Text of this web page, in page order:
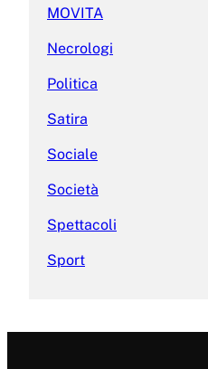
MOVITA
Necrologi
Politica
Satira
Sociale
Società
Spettacoli
Sport